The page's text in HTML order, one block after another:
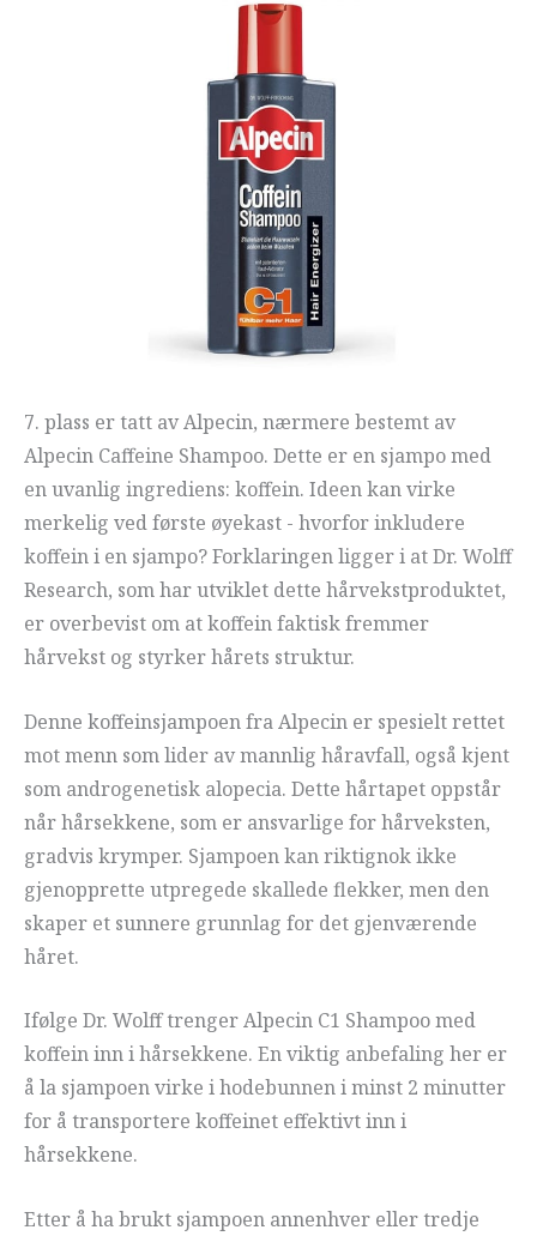
7. plass er tatt av Alpecin, nærmere bestemt av
Alpecin Caffeine Shampoo. Dette er en sjampo med
en uvanlig ingrediens: koffein. Ideen kan virke
merkelig ved første øyekast - hvorfor inkludere
koffein i en sjampo? Forklaringen ligger i at Dr. Wolff
Research, som har utviklet dette hårvekstproduktet,
er overbevist om at koffein faktisk fremmer
hårvekst og styrker hårets struktur.
Denne koffeinsjampoen fra Alpecin er spesielt rettet
mot menn som lider av mannlig håravfall, også kjent
som androgenetisk alopecia. Dette hårtapet oppstår
når hårsekkene, som er ansvarlige for hårveksten,
gradvis krymper. Sjampoen kan riktignok ikke
gjenopprette utpregede skallede flekker, men den
skaper et sunnere grunnlag for det gjenværende
håret.
Ifølge Dr. Wolff trenger Alpecin C1 Shampoo med
koffein inn i hårsekkene. En viktig anbefaling her er
å la sjampoen virke i hodebunnen i minst 2 minutter
for å transportere koffeinet effektivt inn i
hårsekkene.
Etter å ha brukt sjampoen annenhver eller tredje